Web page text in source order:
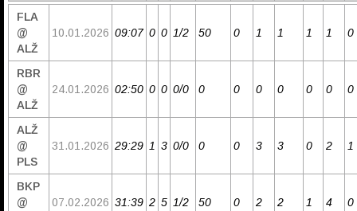
FLA
@
ALŽ
10.01.2026 09:07 0 0 1/2 50 0 1 1 1 1 0
RBR
@
ALŽ
24.01.2026 02:50 0 0 0/0 0 0 0 0 0 0 0
ALŽ
@
PLS
31.01.2026 29:29 1 3 0/0 0 0 3 3 0 2 1
BKP
@
07.02.2026 31:39 2 5 1/2 50 0 2 2 1 4 0